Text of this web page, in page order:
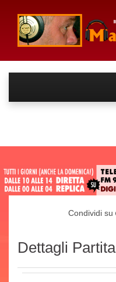
Condividi su
Dettagli Partita